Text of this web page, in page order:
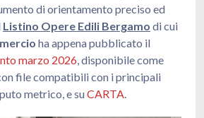
di orientamento preciso ed
Listino Opere Edili Bergamo di cui
ha appena pubblicato il
marzo 2026, disponibile come
file compatibili con i principali
metrico, e suCARTA.